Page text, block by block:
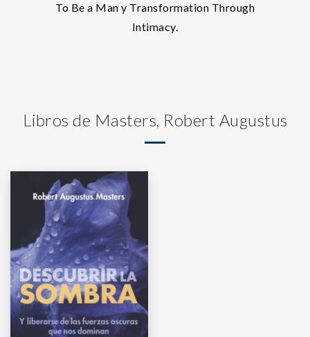
To Be a Man y Transformation Through
Intimacy.
Libros de Masters, Robert Augustus